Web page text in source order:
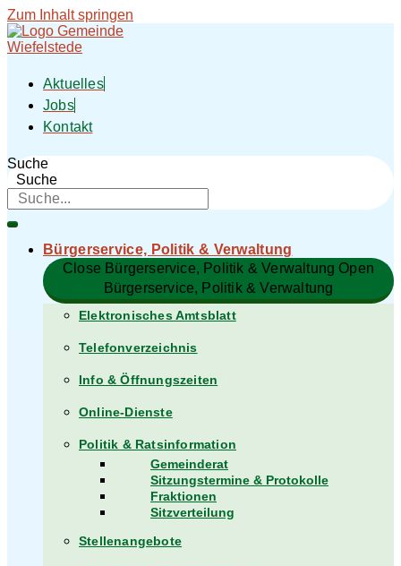
Zum Inhalt springen
Aktuelles
Jobs
Kontakt
Suche
Suche
Bürgerservice, Politik & Verwaltung​
Close Bürgerservice, Politik & Verwaltung​ Open
Bürgerservice, Politik & Verwaltung​
Elektronisches Amtsblatt
Telefonverzeichnis
Info & Öffnungszeiten
Online-Dienste
Politik & Ratsinformation
Gemeinderat
Sitzungstermine & Protokolle
Fraktionen
Sitzverteilung
Stellenangebote